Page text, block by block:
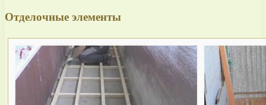
Отделочные элементы